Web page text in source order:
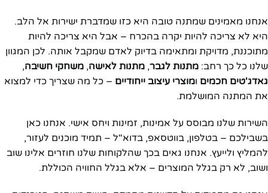
אנחנו מאמינים שמתנה טובה היא כזו שמדברת ישירות אל הלב.
היא לא צריכה להיות יקרה בהכרח – אבל היא צריכה להיות
מתוכננת, מדויקת ומתאימה בדיוק לאדם שמקבל אותה. לכן המגוון
שלנו כל כך רחב: מתנות לגבר, מתנות לאישה, משחקי חשיבה,
גאדג'טים חכמים ומוצרי עיצוב ייחודיים – כל מה שצריך כדי למצוא
את המתנה המושלמת.
השירות שלנו מבוסס על אמינות, זמינות ויחס אישי. אנחנו כאן
בשבילכם – בטלפון, בווטסאפ, בדוא"ל – תמיד מוכנים לעזור,
להמליץ ולייעץ. אנחנו גאים בכך שהלקוחות שלנו חוזרים אלינו שוב
ושוב, לא רק בגלל המוצרים – אלא בגלל החוויה הכוללת.